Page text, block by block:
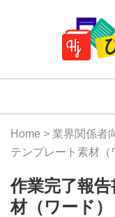
Navigation
Home > 業界関係者
テンプレート素材（
作業完了報
材（ワード）